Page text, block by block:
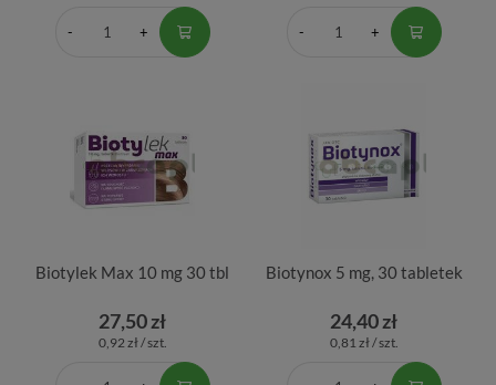
Biotylek Max 10 mg 30 tbl
27,50 zł
0,92 zł / szt.
Biotynox 5 mg, 30 tabletek
24,40 zł
0,81 zł / szt.